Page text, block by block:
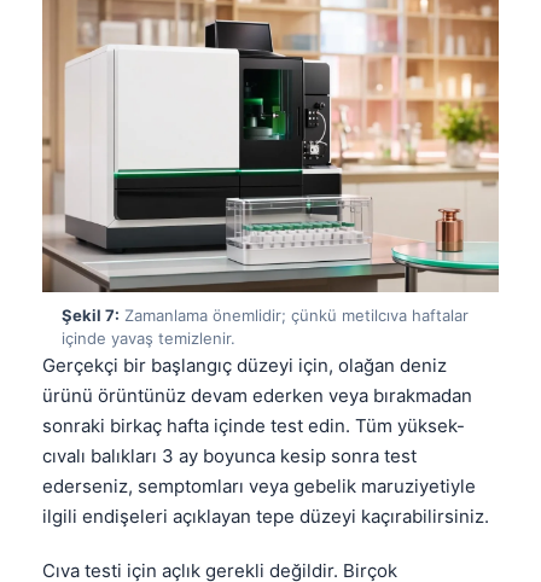
Şekil 7: Zamanlama önemlidir; çünkü metilcıva haftalar
içinde yavaş temizlenir.
Gerçekçi bir başlangıç düzeyi için, olağan deniz
ürünü örüntünüz devam ederken veya bırakmadan
sonraki birkaç hafta içinde test edin. Tüm yüksek-
cıvalı balıkları 3 ay boyunca kesip sonra test
ederseniz, semptomları veya gebelik maruziyetiyle
ilgili endişeleri açıklayan tepe düzeyi kaçırabilirsiniz.
Cıva testi için açlık gerekli değildir. Birçok
ဗမာစာ
ភាសាខ្មែរ
Kiswahili
አማርኛ
O‘zbekcha
Català
Қазақ тілі
Suomi
Hrvatski
Slovenčina
سنڌي
සිංහල